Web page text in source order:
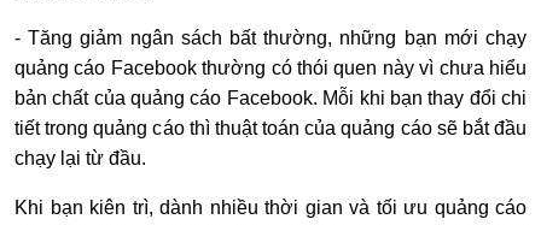
- Tăng giảm ngân sách bất thường, những bạn mới chạy
quảng cáo Facebook thường có thói quen này vì chưa hiểu
bản chất của quảng cáo Facebook. Mỗi khi bạn thay đổi chi
tiết trong quảng cáo thì thuật toán của quảng cáo sẽ bắt đầu
chạy lại từ đầu.
Khi bạn kiên trì, dành nhiều thời gian và tối ưu quảng cáo